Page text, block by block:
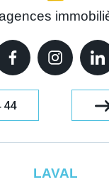
44
LAVAL